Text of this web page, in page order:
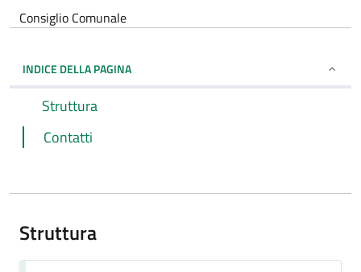
Consiglio Comunale
INDICE DELLA PAGINA
Struttura
Contatti
Struttura